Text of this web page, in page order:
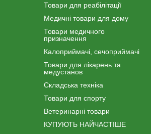
Товари для реабілітації
Медичні товари для дому
Товари медичного
призначення
Калоприймачі, сечоприймачі
Товари для лікарень та
медустанов
Складська техніка
Товари для спорту
Ветеринарні товари
КУПУЮТЬ НАЙЧАСТІШЕ